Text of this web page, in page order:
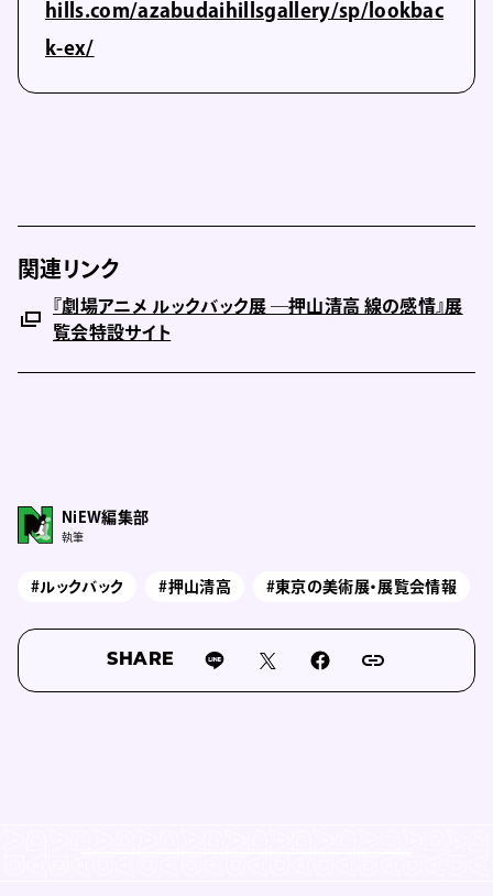
hills.com/azabudaihillsgallery/sp/lookbac
k-ex/
関連リンク
『劇場アニメ ルックバック展 ―押山清高 線の感情』展
覧会特設サイト
NiEW編集部
執筆
#ルックバック #押山清高 #東京の美術展・展覧会情報
SHARE